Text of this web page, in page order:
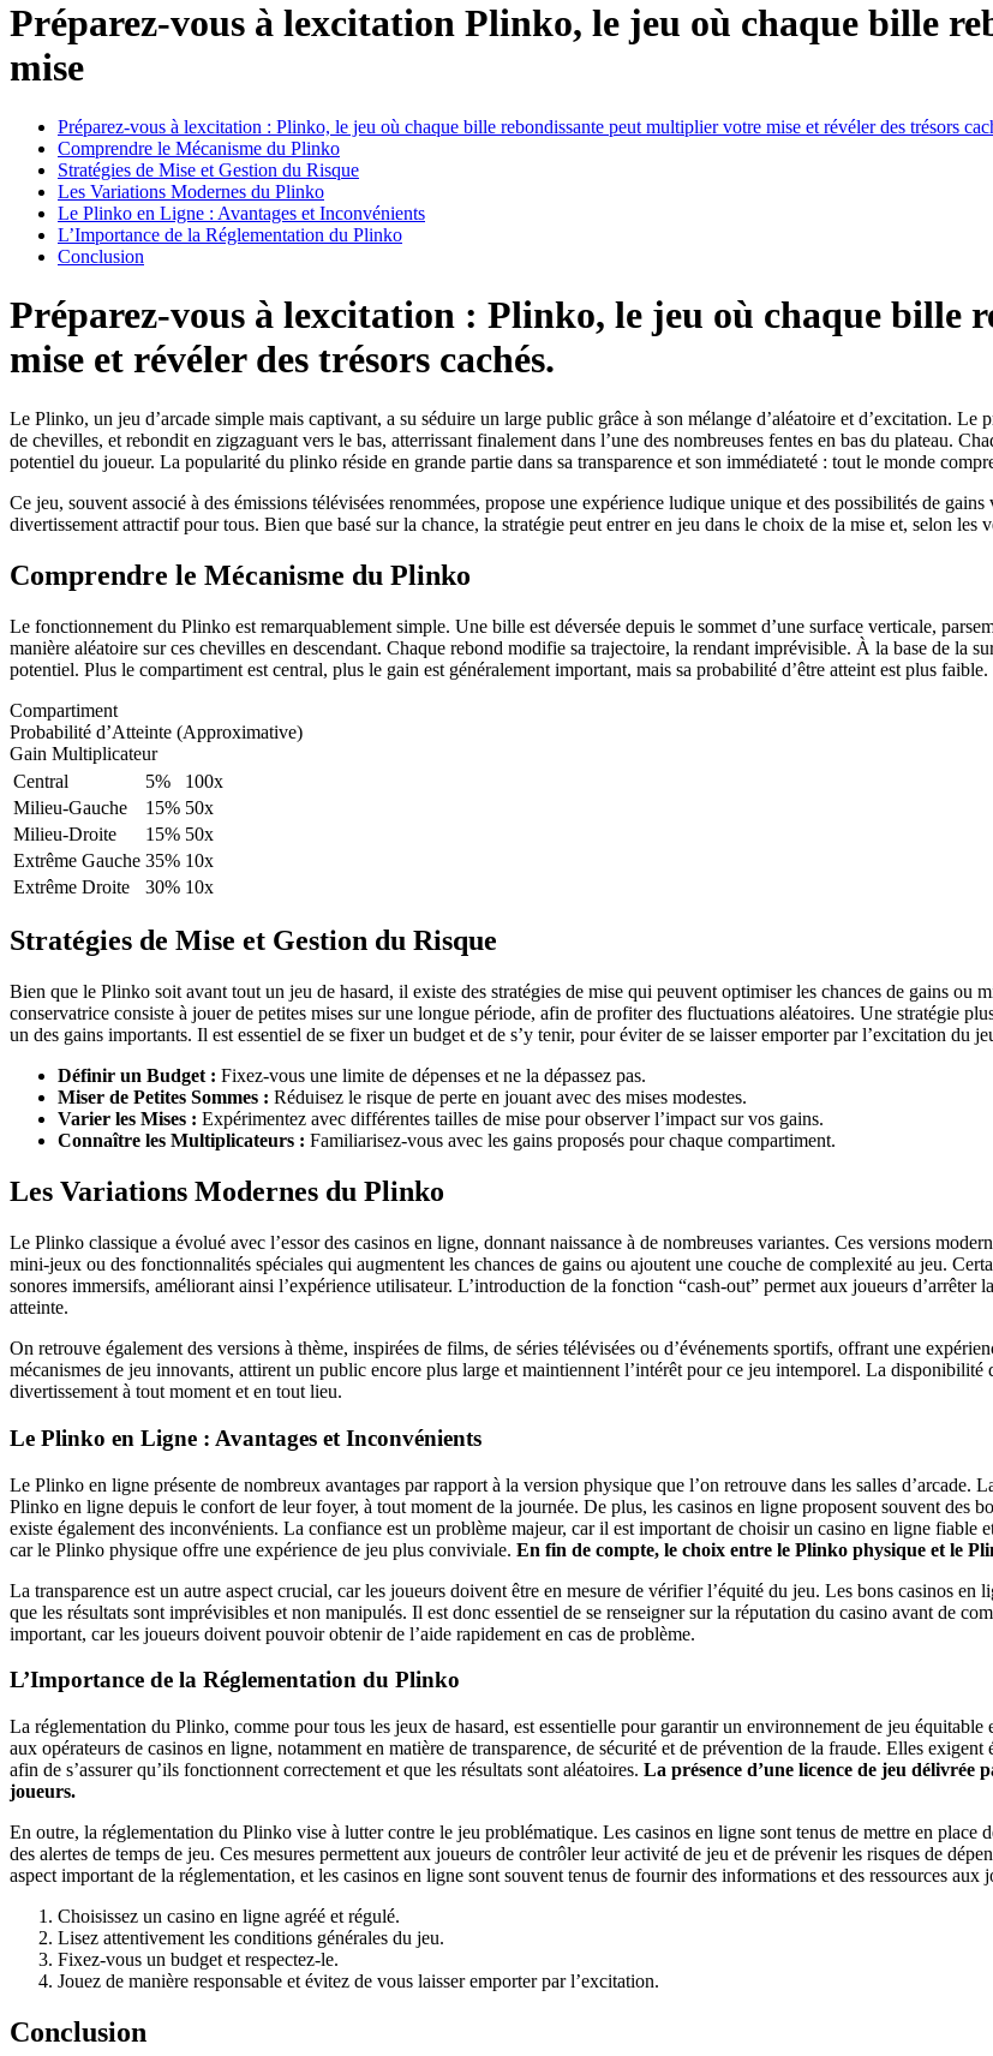
Préparez-vous à lexcitation Plinko, le jeu où chaque bille
mise
Préparez-vous à lexcitation : Plinko, le jeu où chaque bille rebondissante peut multiplier votre mise et révéler des trésors
Comprendre le Mécanisme du Plinko
Stratégies de Mise et Gestion du Risque
Les Variations Modernes du Plinko
Le Plinko en Ligne : Avantages et Inconvénients
L’Importance de la Réglementation du Plinko
Conclusion
Préparez-vous à lexcitation : Plinko, le jeu où chaque bille
mise et révéler des trésors cachés.
Le Plinko, un jeu d’arcade simple mais captivant, a su séduire un large public grâce à son mélange d’aléatoire et d’excitation.
de chevilles, et rebondit en zigzaguant vers le bas, atterrissant finalement dans l’une des nombreuses fentes en bas du plateau.
potentiel du joueur. La popularité du plinko réside en grande partie dans sa transparence et son immédiateté : tout le monde
Ce jeu, souvent associé à des émissions télévisées renommées, propose une expérience ludique unique et des possibilités de
divertissement attractif pour tous. Bien que basé sur la chance, la stratégie peut entrer en jeu dans le choix de la mise et, selon les
Comprendre le Mécanisme du Plinko
Le fonctionnement du Plinko est remarquablement simple. Une bille est déversée depuis le sommet d’une surface verticale,
manière aléatoire sur ces chevilles en descendant. Chaque rebond modifie sa trajectoire, la rendant imprévisible. À la base de la
potentiel. Plus le compartiment est central, plus le gain est généralement important, mais sa probabilité d’être atteint est plus faible.
Compartiment
Probabilité d’Atteinte (Approximative)
Gain Multiplicateur
Central
5%
100x
Milieu-Gauche
15% 50x
Milieu-Droite
15% 50x
Extrême Gauche 35% 10x
Extrême Droite
30% 10x
Stratégies de Mise et Gestion du Risque
Bien que le Plinko soit avant tout un jeu de hasard, il existe des stratégies de mise qui peuvent optimiser les chances de gains ou
conservatrice consiste à jouer de petites mises sur une longue période, afin de profiter des fluctuations aléatoires. Une stratégie
un des gains importants. Il est essentiel de se fixer un budget et de s’y tenir, pour éviter de se laisser emporter par l’excitation du
Définir un Budget : Fixez-vous une limite de dépenses et ne la dépassez pas.
Miser de Petites Sommes : Réduisez le risque de perte en jouant avec des mises modestes.
Varier les Mises : Expérimentez avec différentes tailles de mise pour observer l’impact sur vos gains.
Connaître les Multiplicateurs : Familiarisez-vous avec les gains proposés pour chaque compartiment.
Les Variations Modernes du Plinko
Le Plinko classique a évolué avec l’essor des casinos en ligne, donnant naissance à de nombreuses variantes. Ces versions
mini-jeux ou des fonctionnalités spéciales qui augmentent les chances de gains ou ajoutent une couche de complexité au jeu.
sonores immersifs, améliorant ainsi l’expérience utilisateur. L’introduction de la fonction “cash-out” permet aux joueurs
atteinte.
On retrouve également des versions à thème, inspirées de films, de séries télévisées ou d’événements sportifs, offrant une
mécanismes de jeu innovants, attirent un public encore plus large et maintiennent l’intérêt pour ce jeu intemporel. La
divertissement à tout moment et en tout lieu.
Le Plinko en Ligne : Avantages et Inconvénients
Le Plinko en ligne présente de nombreux avantages par rapport à la version physique que l’on retrouve dans les salles
Plinko en ligne depuis le confort de leur foyer, à tout moment de la journée. De plus, les casinos en ligne proposent souvent des
existe également des inconvénients. La confiance est un problème majeur, car il est important de choisir un casino en ligne fiable
car le Plinko physique offre une expérience de jeu plus conviviale. En fin de compte, le choix entre le Plinko physique et le
La transparence est un autre aspect crucial, car les joueurs doivent être en mesure de vérifier l’équité du jeu. Les bons casinos
que les résultats sont imprévisibles et non manipulés. Il est donc essentiel de se renseigner sur la réputation du casino avant de
important, car les joueurs doivent pouvoir obtenir de l’aide rapidement en cas de problème.
L’Importance de la Réglementation du Plinko
La réglementation du Plinko, comme pour tous les jeux de hasard, est essentielle pour garantir un environnement de jeu
aux opérateurs de casinos en ligne, notamment en matière de transparence, de sécurité et de prévention de la fraude. Elles
afin de s’assurer qu’ils fonctionnent correctement et que les résultats sont aléatoires. La présence d’une licence de jeu délivrée
joueurs.
En outre, la réglementation du Plinko vise à lutter contre le jeu problématique. Les casinos en ligne sont tenus de mettre en place
des alertes de temps de jeu. Ces mesures permettent aux joueurs de contrôler leur activité de jeu et de prévenir les risques de
aspect important de la réglementation, et les casinos en ligne sont souvent tenus de fournir des informations et des ressources aux
Choisissez un casino en ligne agréé et régulé.
Lisez attentivement les conditions générales du jeu.
Fixez-vous un budget et respectez-le.
Jouez de manière responsable et évitez de vous laisser emporter par l’excitation.
Conclusion